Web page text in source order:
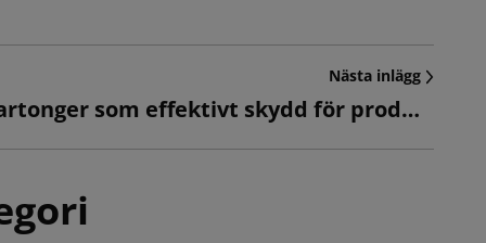
Nästa inlägg
Formade kartonger som effektivt skydd för produkter under transport